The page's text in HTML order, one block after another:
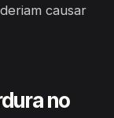
causar
no